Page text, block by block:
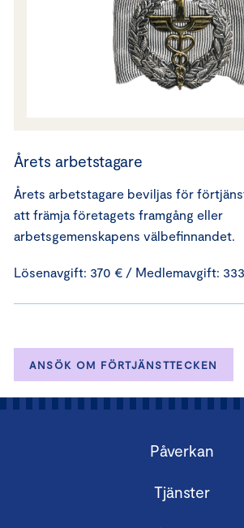
Årets arbetstagare
Årets arbetstagare beviljas för
att främja företagets framgång eller
arbetsgemenskapens välbefinnandet.
Lösenavgift: 370 € / Medlemavgift:
ANSÖK OM FÖRTJÄNSTTECKEN
Påverkan
Tjänster